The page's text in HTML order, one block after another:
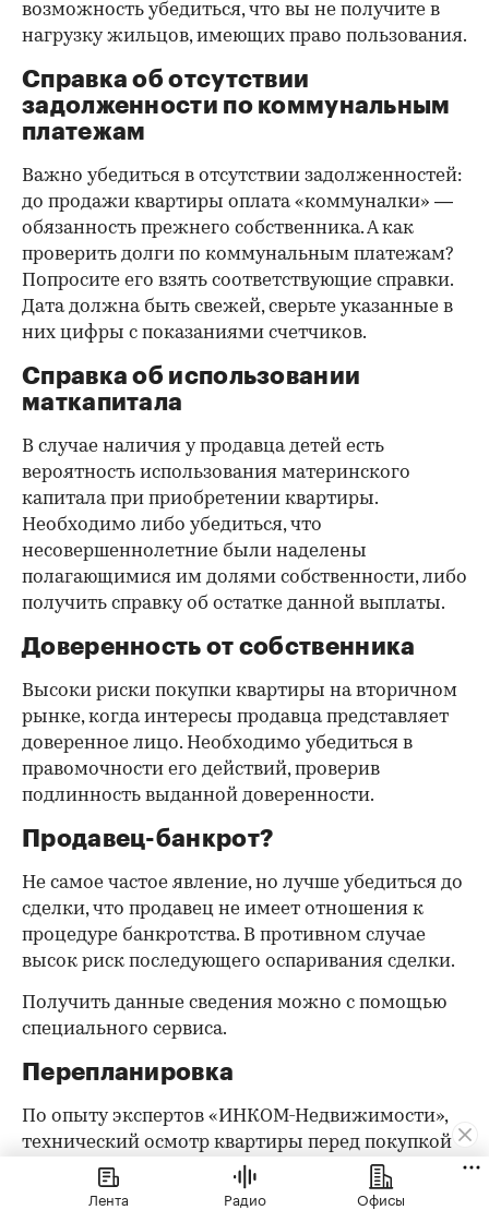
возможность убедиться, что вы не получите в
нагрузку жильцов, имеющих право пользования.
Справка об отсутствии
задолженности по коммунальным
платежам
Важно убедиться в отсутствии задолженностей:
до продажи квартиры оплата «коммуналки» —
обязанность прежнего собственника. А как
проверить долги по коммунальным платежам?
Попросите его взять соответствующие справки.
Дата должна быть свежей, сверьте указанные в
них цифры с показаниями счетчиков.
Справка об использовании
маткапитала
В случае наличия у продавца детей есть
вероятность использования материнского
капитала при приобретении квартиры.
Необходимо либо убедиться, что
несовершеннолетние были наделены
полагающимися им долями собственности, либо
получить справку об остатке данной выплаты.
Доверенность от собственника
Высоки риски покупки квартиры на вторичном
рынке, когда интересы продавца представляет
доверенное лицо. Необходимо убедиться в
правомочности его действий, проверив
подлинность выданной доверенности.
Продавец-банкрот?
Не самое частое явление, но лучше убедиться до
сделки, что продавец не имеет отношения к
процедуре банкротства. В противном случае
высок риск последующего оспаривания сделки.
Получить данные сведения можно с помощью
специального сервиса.
Перепланировка
По опыту экспертов «ИНКОМ-Недвижимости»,
технический осмотр квартиры перед покупкой
поможет избежать проблем, связанных с
несанкционированной перепланировкой. Если
Лента Радио Офисы